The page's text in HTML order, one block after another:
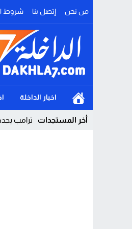
من نحن إتصل بنا شروط
اخبار الداخلة
أخر المستجدات ترامب